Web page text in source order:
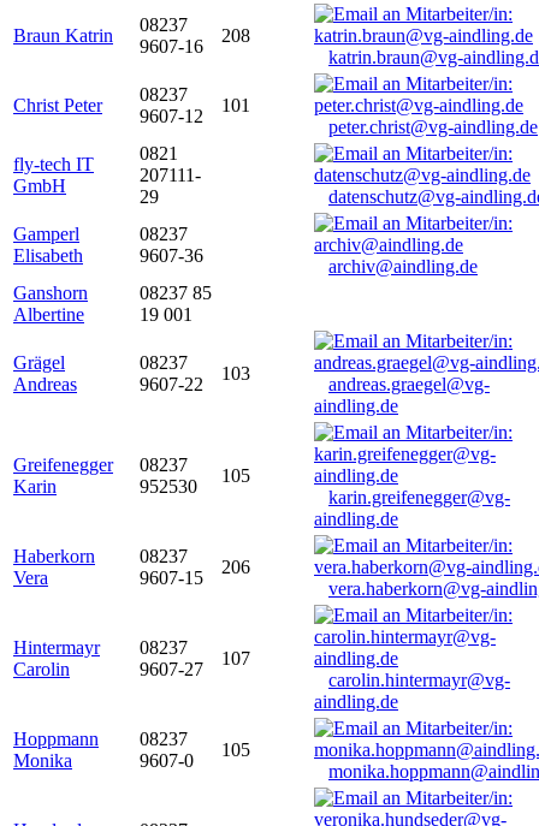
Braun Katrin
08237
9607-16
208
katrin.braun@vg-
Christ Peter
08237
9607-12
101
peter.christ@vg-aindling.de
fly-tech IT
GmbH
0821
207111-
29
datenschutz@vg-
Gamperl
Elisabeth
08237
9607-36
archiv@aindling.de
Ganshorn
Albertine
08237 85
19 001
Grägel
Andreas
08237
9607-22
103
andreas.graegel@vg-
aindling.de
Greifenegger
Karin
08237
952530
105
karin.greifenegger@vg-
aindling.de
Haberkorn
Vera
08237
9607-15
206
vera.haberkorn@vg-
Hintermayr
Carolin
08237
9607-27
107
carolin.hintermayr@vg-
aindling.de
Hoppmann
Monika
08237
9607-0
105